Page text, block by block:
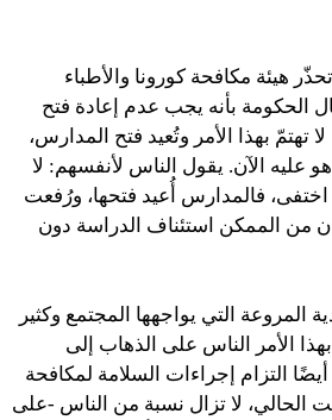
هيئة مكافحة كورونا والأطباء
الحكومة بأنه يجب عدم إعادة فتح
تهتمّ بهذا الأمر وتُعيد فتح المدارس،
عليه الآن. يقول الناس لأنفسهم: لا
فالمدارس أُعيد فتحها، ورُفعت
من الممكن استئناف الدراسة دون
المروعة التي يواجهها المجتمع وكثير
الأمر الناس على الذهاب إلى
التزام إجراءات السلامة لمكافحة
الحالي، لا تزال نسبة من الناس -على